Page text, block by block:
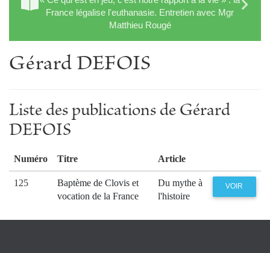
France légalise l'euthanasie. Entretien avec Mgr
Matthieu Rougé
Gérard DEFOIS
Liste des publications de Gérard
DEFOIS
Numéro Titre Article
125
Baptème de Clovis et
vocation de la France
Du mythe à
l'histoire
VOIR